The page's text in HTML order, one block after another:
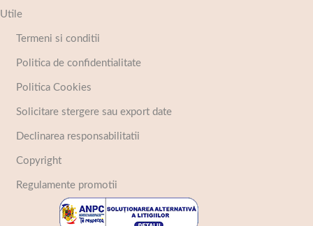
Utile
Termeni si conditii
Politica de confidentialitate
Politica Cookies
Solicitare stergere sau export date
Declinarea responsabilitatii
Copyright
Regulamente promotii